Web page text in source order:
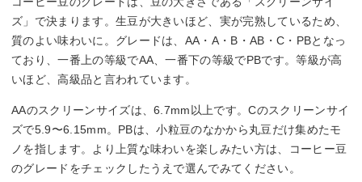
ズ」で決まります。生豆が大きいほど、実が完熟しているため、
質のよい味わいに。グレードは、AA・A・B・AB・C・PBとなっ
ており、一番上の等級でAA、一番下の等級でPBです。等級が高
いほど、高級品と言われています。
AAのスクリーンサイズは、6.7mm以上です。Cのスクリーンサイ
ズで5.9〜6.15mm。PBは、小粒豆のなかから丸豆だけ集めたモ
ノを指します。より上質な味わいを楽しみたい方は、コーヒー豆
のグレードをチェックしたうえで選んでみてください。